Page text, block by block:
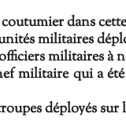
dans
militaires
militaires à
militaire qui a
déployés